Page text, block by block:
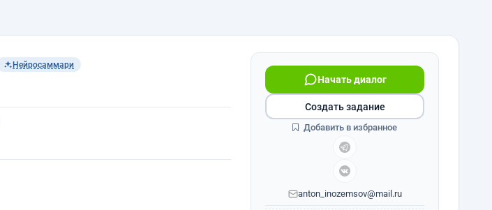
Нейросаммари
Начать диалог
anton_inozemsov@mail.ru
Создать задание
Добавить в избранное